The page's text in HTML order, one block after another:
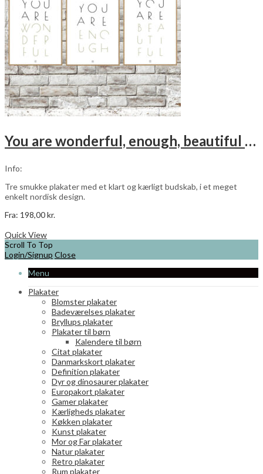
varesiden
You are wonderful, enough, beautiful – grøn – 3 stk plakater
Info:
Tre smukke plakater med et klart og kærligt budskab, i et meget
enkelt nordisk design.
Fra: 198,00kr.
flere
på
varesiden
Quick View
Scroll To Top
Login/Signup Close
Menu
Plakater
Blomster plakater
Badeværelses plakater
Bryllups plakater
Plakater til børn
Kalendere til børn
Citat plakater
Danmarkskort plakater
Definition plakater
Dyr og dinosaurer plakater
Europakort plakater
Gamer plakater
Kærligheds plakater
Køkken plakater
Kunst plakater
Mor og Far plakater
Natur plakater
Retro plakater
Rum plakater